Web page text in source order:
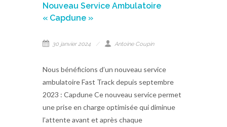
Nouveau Service Ambulatoire
« Capdune »
30 janvier 2024 Antoine Coupin
Nous bénéficions d’un nouveau service
ambulatoire Fast Track depuis septembre
2023 : Capdune Ce nouveau service permet
une prise en charge optimisée qui diminue
l’attente avant et après chaque